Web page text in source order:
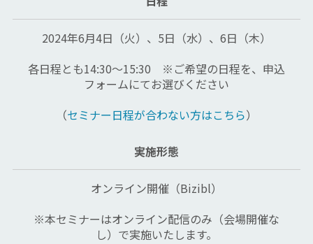
2024年6月4日（火）、5日（水）、6日（木）
各日程とも14:30～15:30　※ご希望の日程を、申込
フォームにてお選びください
（セミナー日程が合わない方はこちら）
実施形態
オンライン開催（Bizibl）
※本セミナーはオンライン配信のみ（会場開催な
し）で実施いたします。